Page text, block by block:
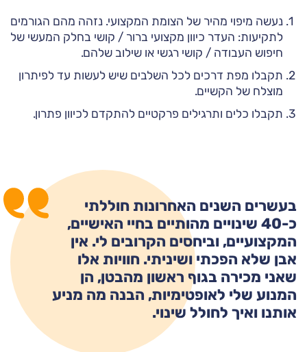
נעשה מיפוי מהיר של הצומת המקצועי. נזהה מהם הגורמים
לתקיעות: העדר כיוון מקצועי ברור / קושי בחלק המעשי של
חיפוש העבודה / קושי רגשי או שילוב שלהם.
תקבלו מפת דרכים לכל השלבים שיש לעשות עד לפיתרון
מוצלח של הקשיים.
תקבלו כלים ותרגילים פרקטיים להתקדם לכיוון פתרון.
בעשרים השנים האחרונות חוללתי
כ-40 שינויים מהותיים בחיי האישיים,
המקצועיים, וביחסים הקרובים לי. אין
אבן שלא הפכתי ושיניתי. חוויות אלו
שאני מכירה בגוף ראשון מהבטן, הן
המנוע שלי לאופטימיות, הבנה מה מניע
אותנו ואיך לחולל שינוי.